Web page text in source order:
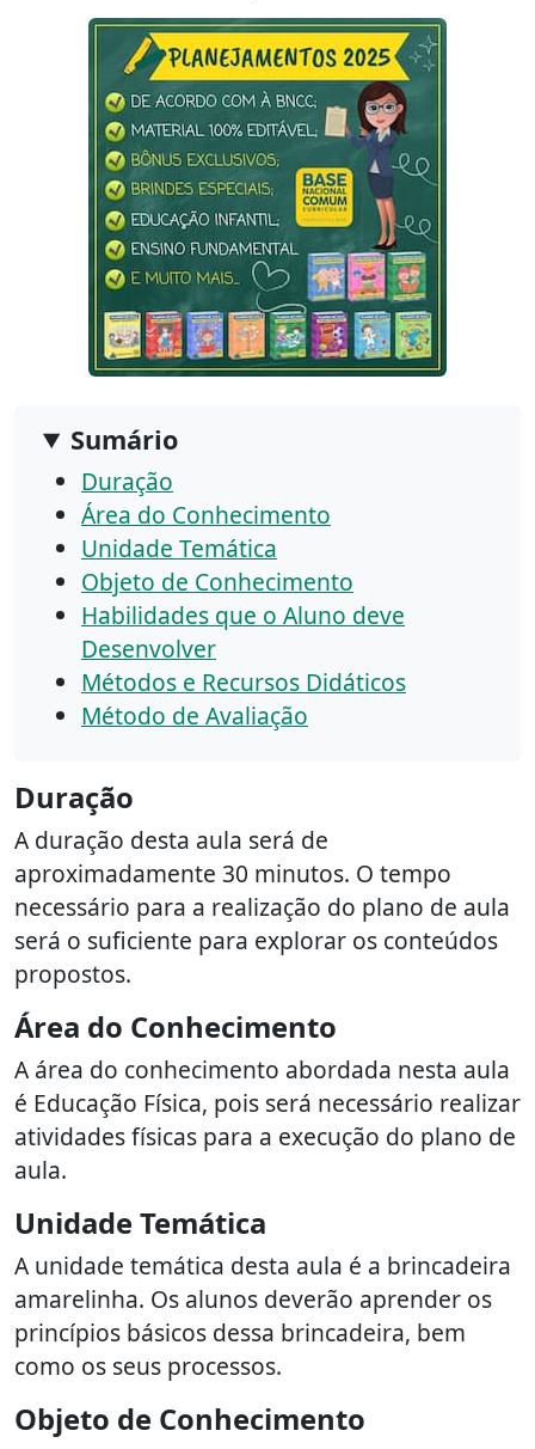
Sumário
Duração
Área do Conhecimento
Unidade Temática
Objeto de Conhecimento
Habilidades que o Aluno deve
Desenvolver
Métodos e Recursos Didáticos
Método de Avaliação
Duração
A duração desta aula será de
aproximadamente 30 minutos. O tempo
necessário para a realização do plano de aula
será o suficiente para explorar os conteúdos
propostos.
Área do Conhecimento
A área do conhecimento abordada nesta aula
é Educação Física, pois será necessário realizar
atividades físicas para a execução do plano de
aula.
Unidade Temática
A unidade temática desta aula é a brincadeira
amarelinha. Os alunos deverão aprender os
princípios básicos dessa brincadeira, bem
como os seus processos.
Objeto de Conhecimento